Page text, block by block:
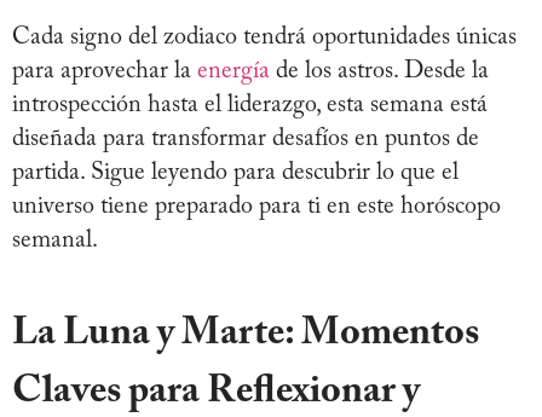
Cada signo del zodiaco tendrá oportunidades únicas
para aprovechar la energía de los astros. Desde la
introspección hasta el liderazgo, esta semana está
diseñada para transformar desafíos en puntos de
partida. Sigue leyendo para descubrir lo que el
universo tiene preparado para ti en este horóscopo
semanal.
La Luna y Marte: Momentos
Claves para Reflexionar y